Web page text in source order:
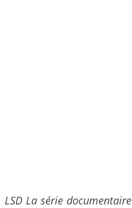
LSD La série documentaire